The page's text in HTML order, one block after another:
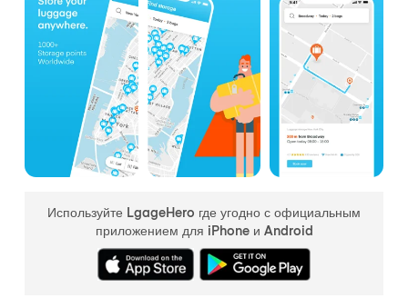
Используйте LgageHero где угодно с официальным
приложением для iPhone и Android